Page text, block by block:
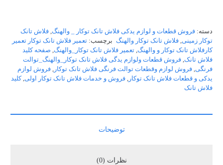
دسته: فروش قطعات و لوازم یدکی فلاش تانک توکار _ والهنگ, فلاش تانک
توکار زمینی, فلاش تانک توکار والهنگ برچسب:تعمیر فلاش تانک توکار تعمیر
کارفلاش تانک توکار و والهنگ, تعمیر فلاش تانک توکار_والهنگ, صفحه کلید
فلاش تانک, فروش قطعات ولوازم یدگی فلاش تانک توکار_والهنگ_توالت
فرنگی, فروش لوازم وقطعات توالت فرنگی فلاش تانک توکار , فروش لوازم
یدکی و قطعات فلاش تانک توکار , فروش و خدمات فلاش تانک توکار اولی, کلید
فلاش تانک
توضیحات
نظرات (0)